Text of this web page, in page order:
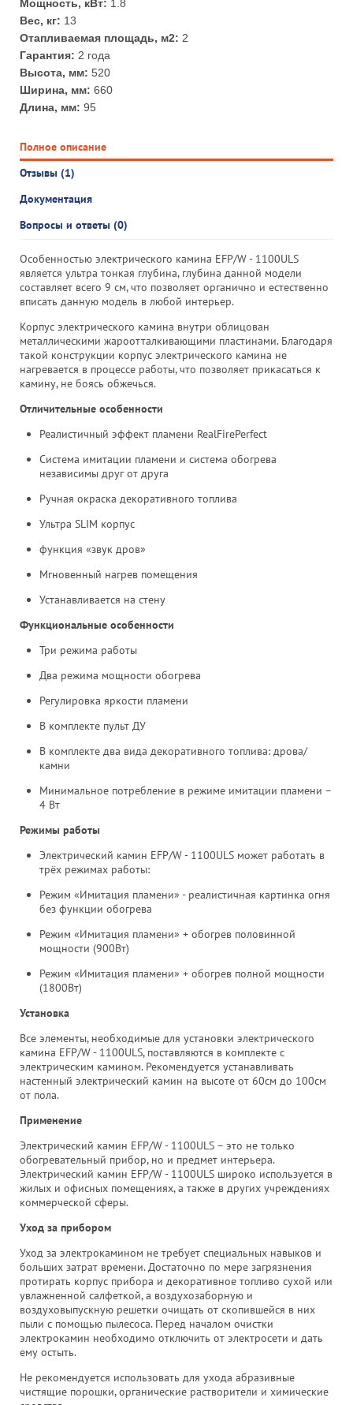
Мощность, кВт: 1.8
Вес, кг: 13
Отапливаемая площадь, м2: 2
Гарантия: 2 года
Высота, мм: 520
Ширина, мм: 660
Длина, мм: 95
Полное описание
Отзывы (1)
Документация
Вопросы и ответы (0)
Особенностью электрического камина EFP/W - 1100ULS
является ультра тонкая глубина, глубина данной модели
составляет всего 9 см, что позволяет органично и естественно
вписать данную модель в любой интерьер.
Корпус электрического камина внутри облицован
металлическими жароотталкивающими пластинами. Благодаря
такой конструкции корпус электрического камина не
нагревается в процессе работы, что позволяет прикасаться к
камину, не боясь обжечься.
Отличительные особенности
Реалистичный эффект пламени RealFirePerfect
Система имитации пламени и система обогрева
независимы друг от друга
Ручная окраска декоративного топлива
Ультра SLIM корпус
функция «звук дров»
Мгновенный нагрев помещения
Устанавливается на стену
Функциональные особенности
Три режима работы
Два режима мощности обогрева
Регулировка яркости пламени
В комплекте пульт ДУ
В комплекте два вида декоративного топлива: дрова/
камни
Минимальное потребление в режиме имитации пламени –
4 Вт
Режимы работы
Электрический камин EFP/W - 1100ULS может работать в
трёх режимах работы:
Режим «Имитация пламени» - реалистичная картинка огня
без функции обогрева
Режим «Имитация пламени» + обогрев половинной
мощности (900Вт)
Режим «Имитация пламени» + обогрев полной мощности
(1800Вт)
Установка
Все элементы, необходимые для установки электрического
камина EFP/W - 1100ULS, поставляются в комплекте с
электрическим камином. Рекомендуется устанавливать
настенный электрический камин на высоте от 60см до 100см
от пола.
Применение
Электрический камин EFP/W - 1100ULS – это не только
обогревательный прибор, но и предмет интерьера.
Электрический камин EFP/W - 1100ULS широко используется в
жилых и офисных помещениях, а также в других учреждениях
коммерческой сферы.
Уход за прибором
Уход за электрокамином не требует специальных навыков и
больших затрат времени. Достаточно по мере загрязнения
протирать корпус прибора и декоративное топливо сухой или
увлажненной салфеткой, а воздухозаборную и
воздуховыпускную решетки очищать от скопившейся в них
пыли с помощью пылесоса. Перед началом очистки
электрокамин необходимо отключить от электросети и дать
ему остыть.
Не рекомендуется использовать для ухода абразивные
чистящие порошки, органические растворители и химические